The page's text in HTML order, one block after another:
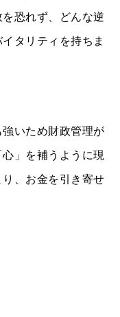
恐れず、どんな逆
タリティを持ちま
いため財政管理が
」を補うように現
、お金を引き寄せ